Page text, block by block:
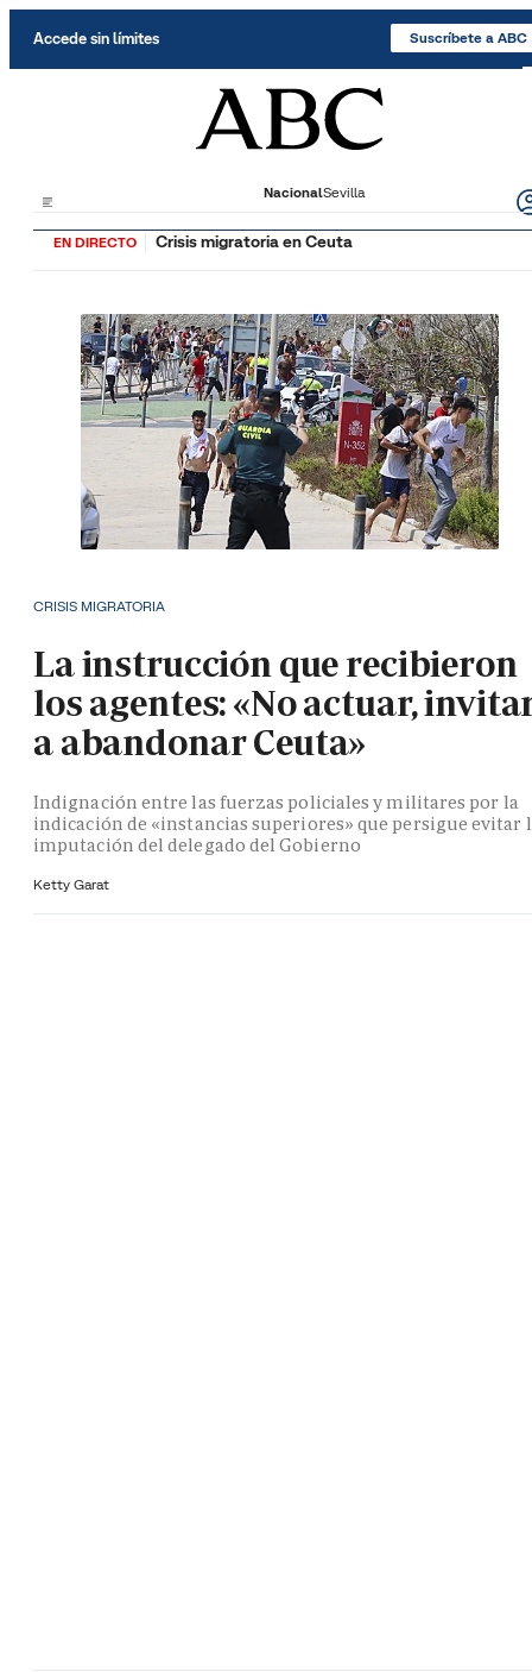
Accede sin límites Suscríbete a ABC
NacionalSevilla
EN DIRECTO Crisis migratoria en Ceuta
CRISIS MIGRATORIA
La instrucción que recibieron
los agentes: «No actuar,
a abandonar Ceuta»
Indignación entre las fuerzas policiales y militares por la
indicación de «instancias superiores» que persigue evitar
imputación del delegado del Gobierno
Ketty Garat